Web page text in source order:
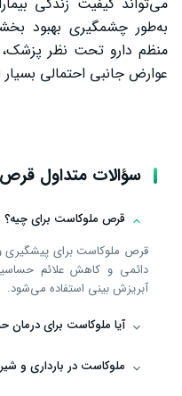
به‌طور چشمگیری بهبود
منظم دارو تحت نظر پزشک،
عوارض جانبی احتمالی
سؤالات متداول
قرص ملوکاست برای چیه؟
قرص ملوکاست برای پیشگیری
دائمی و کاهش علائم
آبریزش بینی استفاده می‌شود.
آیا ملوکاست برای
ملوکاست در بارداری و